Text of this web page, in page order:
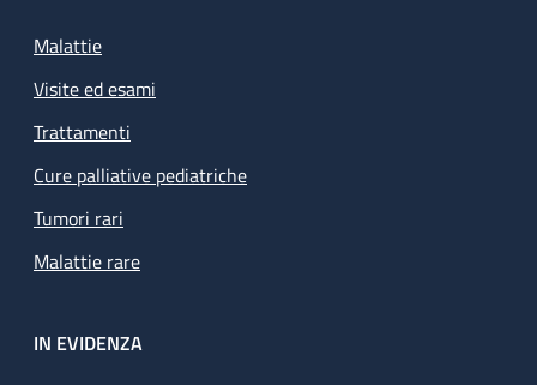
Malattie
Visite ed esami
Trattamenti
Cure palliative pediatriche
Tumori rari
Malattie rare
IN EVIDENZA